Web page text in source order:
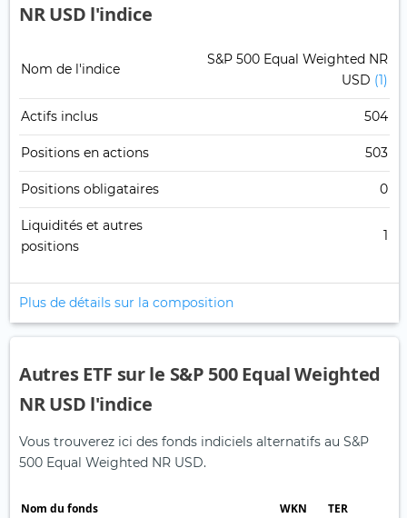
NR USD l'indice
Nom de l'indice
S&P 500 Equal Weighted NR
USD (1)
Actifs inclus 504
Positions en actions 503
Positions obligataires 0
Liquidités et autres
positions
1
Plus de détails sur la composition
Autres ETF sur le S&P 500 Equal Weighted
NR USD l'indice
Vous trouverez ici des fonds indiciels alternatifs au S&P
500 Equal Weighted NR USD.
Nom du fonds WKN TER